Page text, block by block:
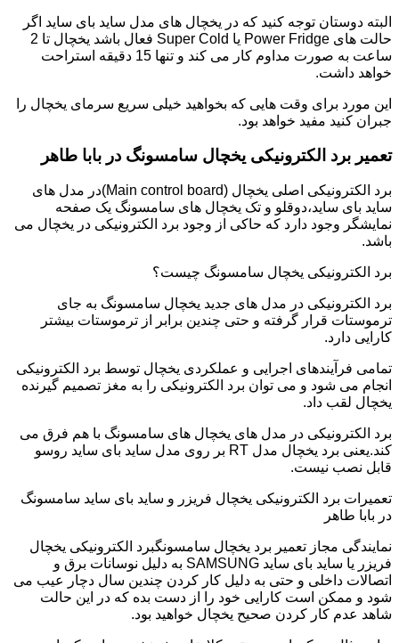
البته دوستان توجه کنید که در یخچال های مدل ساید بای ساید اگر
حالت های Power Fridge یا Super Cold فعال باشد یخچال تا 2
ساعت به صورت مداوم کار می کند و تنها 15 دقیقه استراحت
خواهد داشت.
این مورد برای وقت هایی که بخواهید خیلی سریع سرمای یخچال را
جبران کنید مفید خواهد بود.
تعمیر برد الکترونیکی یخچال سامسونگ در بابا طاهر
برد الکترونیکی اصلی یخچال (Main control board)در مدل های
ساید بای ساید،دوقلو و تک یخچال های سامسونگ یک صفحه
نمایشگر وجود دارد که حاکی از وجود برد الکترونیکی در یخچال می
باشد.
برد الکترونیکی یخچال سامسونگ چیست؟
برد الکترونیکی در مدل های جدید یخچال سامسونگ به جای
ترموستات قرار گرفته و حتی چندین برابر از ترموستات بیشتر
کارایی دارد.
تمامی فرآیندهای اجرایی و عملکردی یخچال توسط برد الکترونیکی
انجام می شود و می توان برد الکترونیکی را به مغز تصمیم گیرنده
یخچال لقب داد.
برد الکترونیکی در مدل های یخچال های سامسونگ با هم فرق می
کند.یعنی برد یخچال مدل RT بر روی مدل ساید بای ساید روسو
قابل نصب نیست.
تعمیرات برد الکترونیکی یخچال فریزر و ساید بای ساید سامسونگ
در بابا طاهر
نمایندگی مجاز تعمیر برد یخچال سامسونگبرد الکترونیکی یخچال
فریزر یا ساید بای ساید SAMSUNG به دلیل نوسانات برق و
اتصالات داخلی و حتی به دلیل کار کردن چندین سال دچار عیب می
شود و ممکن است کارایی خود را از دست بده که در این حالت
شاهد عدم کار کردن صحیح یخچال خواهید بود.